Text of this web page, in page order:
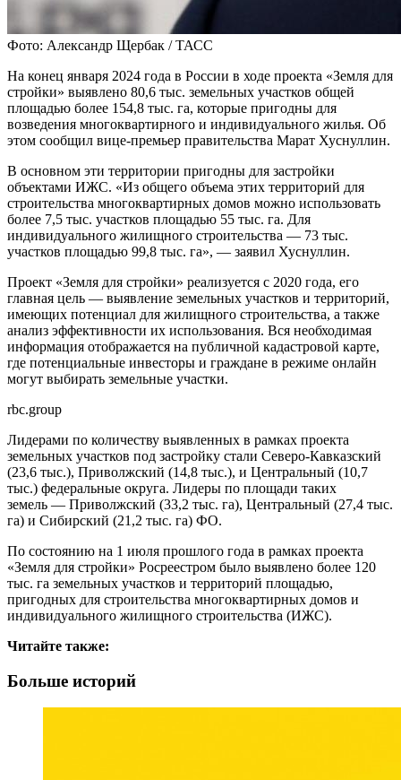
Фото: Александр Щербак / ТАСС
На конец января 2024 года в России в ходе проекта «Земля для
стройки» выявлено 80,6 тыс. земельных участков общей
площадью более 154,8 тыс. га, которые пригодны для
возведения многоквартирного и индивидуального жилья. Об
этом сообщил вице-премьер правительства Марат Хуснуллин.
В основном эти территории пригодны для застройки
объектами ИЖС. «Из общего объема этих территорий для
строительства многоквартирных домов можно использовать
более 7,5 тыс. участков площадью 55 тыс. га. Для
индивидуального жилищного строительства — 73 тыс.
участков площадью 99,8 тыс. га», — заявил Хуснуллин.
Проект «Земля для стройки» реализуется с 2020 года, его
главная цель — выявление земельных участков и территорий,
имеющих потенциал для жилищного строительства, а также
анализ эффективности их использования. Вся необходимая
информация отображается на публичной кадастровой карте,
где потенциальные инвесторы и граждане в режиме онлайн
могут выбирать земельные участки.
rbc.group
Лидерами по количеству выявленных в рамках проекта
земельных участков под застройку стали Северо-Кавказский
(23,6 тыс.), Приволжский (14,8 тыс.), и Центральный (10,7
тыс.) федеральные округа. Лидеры по площади таких
земель — Приволжский (33,2 тыс. га), Центральный (27,4 тыс.
га) и Сибирский (21,2 тыс. га) ФО.
По состоянию на 1 июля прошлого года в рамках проекта
«Земля для стройки» Росреестром было выявлено более 120
тыс. га земельных участков и территорий площадью,
пригодных для строительства многоквартирных домов и
индивидуального жилищного строительства (ИЖС).
Читайте также:
Больше историй